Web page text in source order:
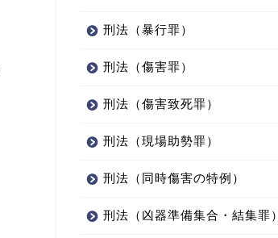
刑法（暴行罪）
刑法（傷害罪）
刑法（傷害致死罪）
刑法（現場助勢罪）
刑法（同時傷害の特例）
刑法（凶器準備集合・結集罪）